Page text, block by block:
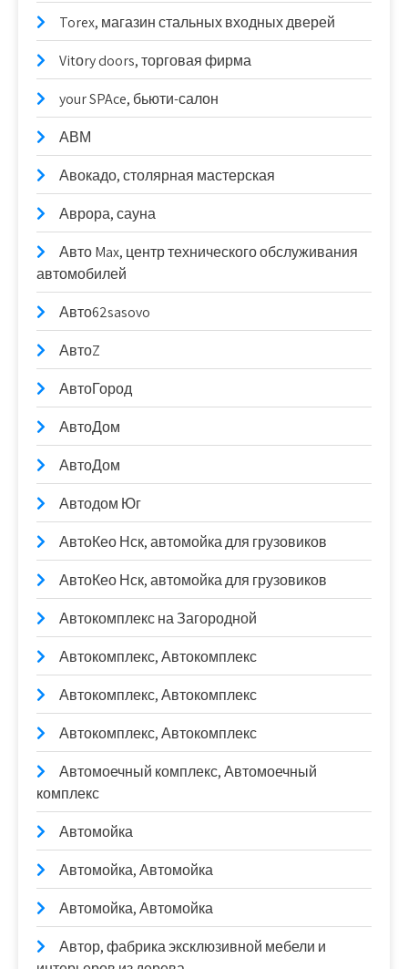
Torex, магазин стальных входных дверей
Vitоry doors, торговая фирма
your SPAce, бьюти-салон
АВМ
Авокадо, столярная мастерская
Аврора, сауна
Авто Max, центр технического обслуживания
автомобилей
Авто62sasovo
АвтоZ
АвтоГород
АвтоДом
АвтоДом
Автодом Юг
АвтоКео Нск, автомойка для грузовиков
АвтоКео Нск, автомойка для грузовиков
Автокомплекс на Загородной
Автокомплекс, Автокомплекс
Автокомплекс, Автокомплекс
Автокомплекс, Автокомплекс
Автомоечный комплекс, Автомоечный
комплекс
Автомойка
Автомойка, Автомойка
Автомойка, Автомойка
Автор, фабрика эксклюзивной мебели и